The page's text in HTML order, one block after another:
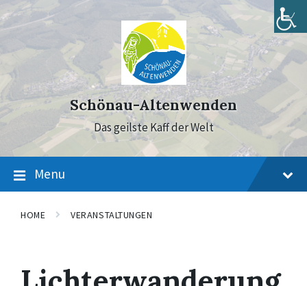
to
content
to
main
navigation
to
footer
Schönau-Altenwenden
Das geilste Kaff der Welt
Menu
HOME VERANSTALTUNGEN